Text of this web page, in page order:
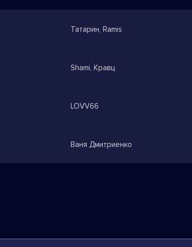
Татарин, Ramis
Shami, Кравц
LOVV66
Ваня Дмитриенко